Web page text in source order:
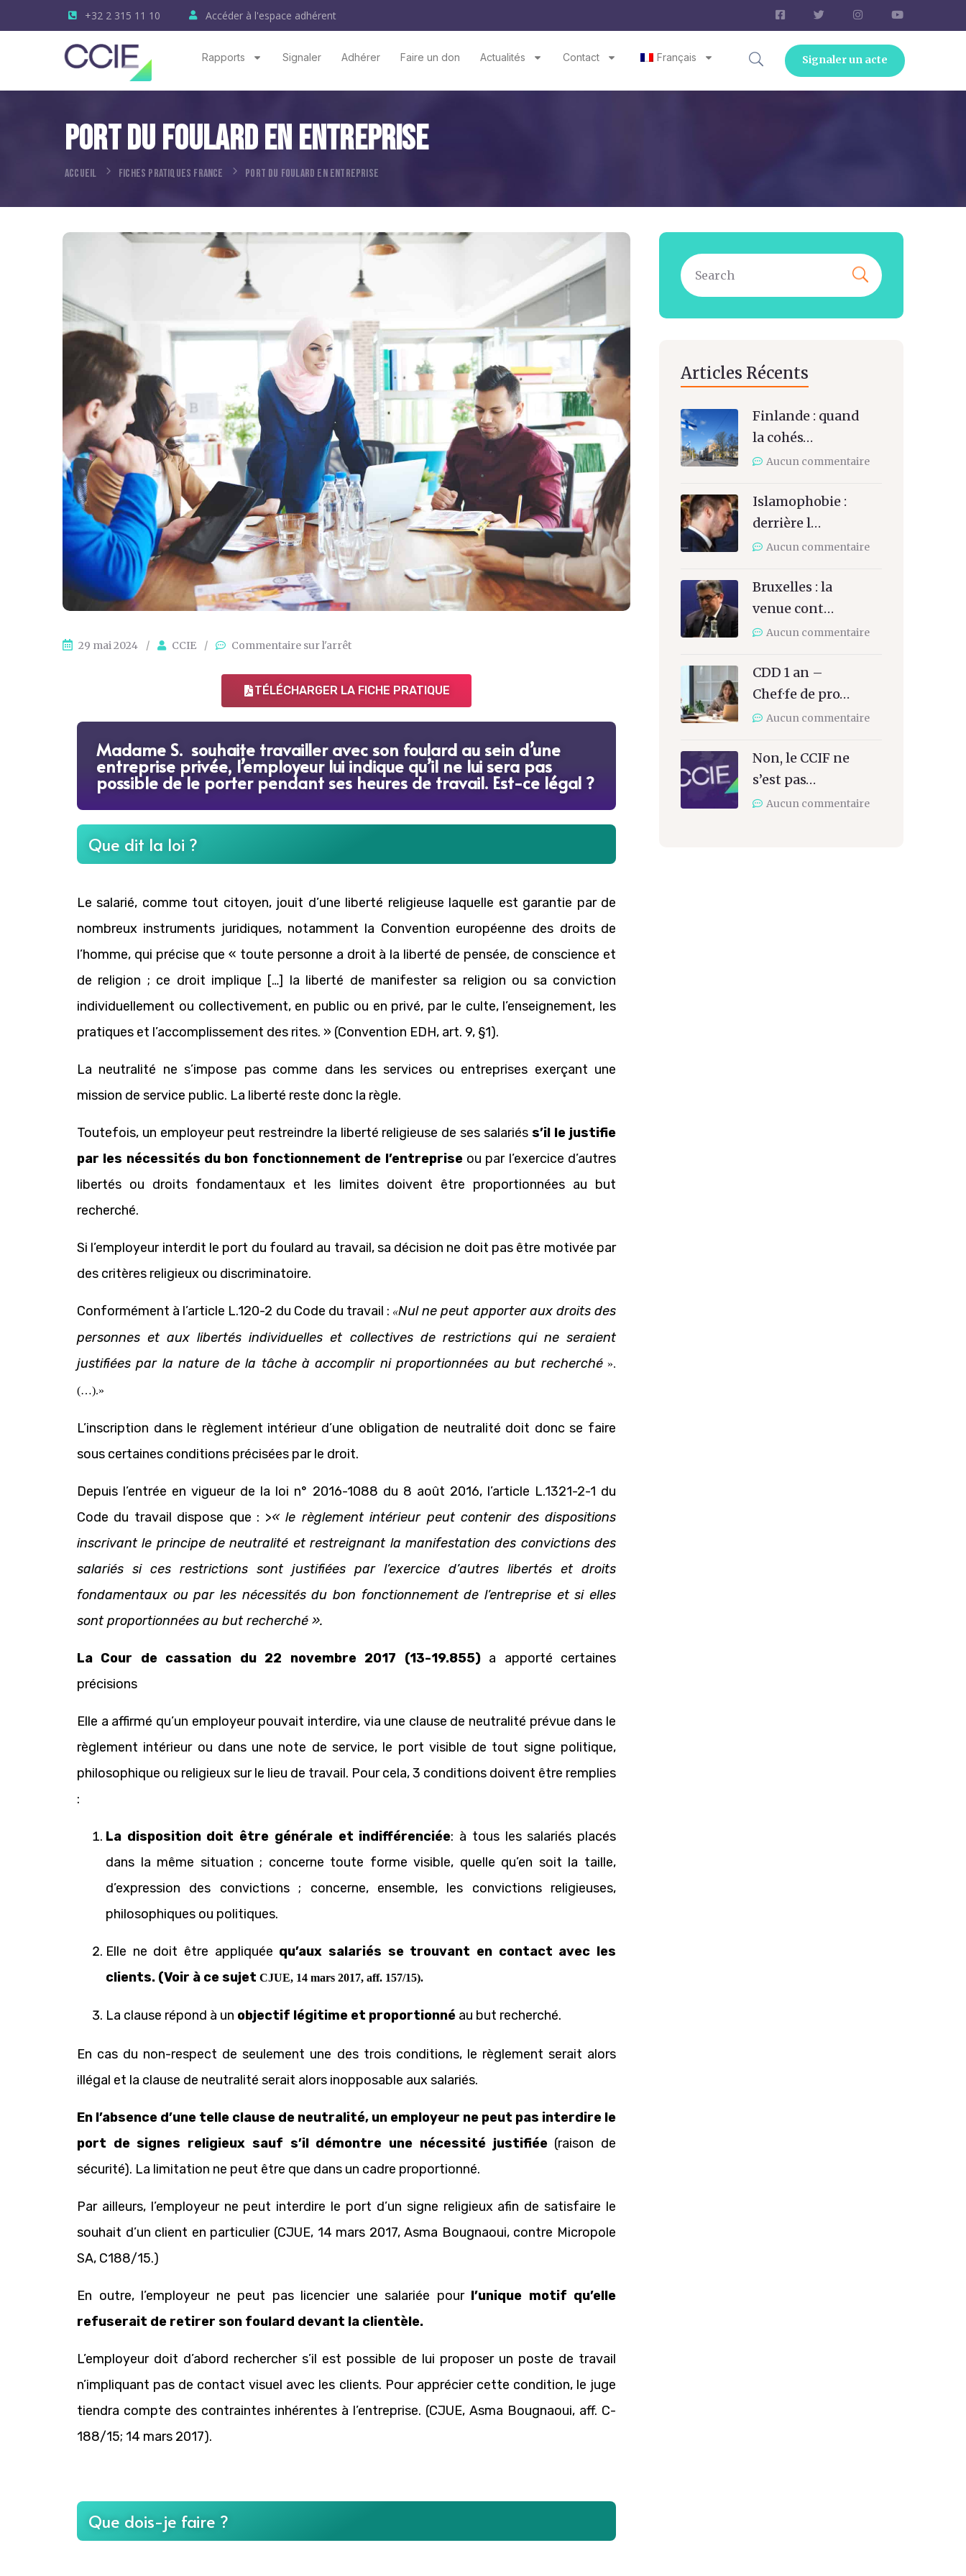
+32 2 315 11 10 Accéder à l'espace adhérent
Rapports Signaler Adhérer Faire un don Actualités Contact Français Signaler un acte
Port Du Foulard En Entreprise
ACCUEIL FICHES PRATIQUES FRANCE PORT DU FOULARD EN ENTREPRISE
29 mai 2024 / CCIE / Commentaire sur l'arrêt
TÉLÉCHARGER LA FICHE PRATIQUE
Madame S. souhaite travailler avec son foulard au sein d’une
entreprise privée, l’employeur lui indique qu’il ne lui sera pas
possible de le porter pendant ses heures de travail. Est-ce légal ?
Que dit la loi ?
Le salarié, comme tout citoyen, jouit d’une liberté religieuse laquelle est garantie par de
nombreux instruments juridiques, notamment la Convention européenne des droits de
l’homme, qui précise que « toute personne a droit à la liberté de pensée, de conscience et
de religion ; ce droit implique […] la liberté de manifester sa religion ou sa conviction
individuellement ou collectivement, en public ou en privé, par le culte, l’enseignement, les
pratiques et l’accomplissement des rites. » (Convention EDH, art. 9, §1).
La neutralité ne s’impose pas comme dans les services ou entreprises exerçant une
mission de service public. La liberté reste donc la règle.
Toutefois, un employeur peut restreindre la liberté religieuse de ses salariéss’il le justifie
par les nécessités du bon fonctionnement de l’entreprise ou par l’exercice d’autres
libertés ou droits fondamentaux et les limites doivent être proportionnées au but
recherché.
Si l’employeur interdit le port du foulard au travail, sa décision ne doit pas être motivée par
des critères religieux ou discriminatoire.
Conformément à l’article L.120-2 du Code du travail : «Nul ne peut apporter aux droits des
personnes et aux libertés individuelles et collectives de restrictions qui ne seraient
justifiées par la nature de la tâche à accomplir ni proportionnées au but recherché».
(…).»
L’inscription dans le règlement intérieur d’une obligation de neutralité doit donc se faire
sous certaines conditions précisées par le droit.
Depuis l’entrée en vigueur de la loi n° 2016-1088 du 8 août 2016, l’article L.1321-2-1 du
Code du travail dispose que : >« le règlement intérieur peut contenir des dispositions
inscrivant le principe de neutralité et restreignant la manifestation des convictions des
salariés si ces restrictions sont justifiées par l’exercice d’autres libertés et droits
fondamentaux ou par les nécessités du bon fonctionnement de l’entreprise et si elles
sont proportionnées au but recherché ».
La Cour de cassation du 22 novembre 2017 (13-19.855) a apporté certaines
précisions
Elle a affirmé qu’un employeur pouvait interdire, via une clause de neutralité prévue dans le
règlement intérieur ou dans une note de service, le port visible de tout signe politique,
philosophique ou religieux sur le lieu de travail. Pour cela, 3 conditions doivent être remplies
:
La disposition doit être générale et indifférenciée: à tous les salariés placés
dans la même situation ; concerne toute forme visible, quelle qu’en soit la taille,
d’expression des convictions ; concerne, ensemble, les convictions religieuses,
philosophiques ou politiques.
Elle ne doit être appliquée qu’aux salariés se trouvant en contact avec les
clients. (Voir à ce sujet CJUE, 14 mars 2017, aff. 157/15).
La clause répond à un objectif légitime et proportionné au but recherché.
En cas du non-respect de seulement une des trois conditions, le règlement serait alors
illégal et la clause de neutralité serait alors inopposable aux salariés.
En l’absence d’une telle clause de neutralité, un employeur ne peut pas interdire le
port de signes religieux sauf s’il démontre une nécessité justifiée(raison de
sécurité). La limitation ne peut être que dans un cadre proportionné.
Par ailleurs, l’employeur ne peut interdire le port d’un signe religieux afin de satisfaire le
souhait d’un client en particulier (CJUE, 14 mars 2017, Asma Bougnaoui, contre Micropole
SA, C188/15.)
En outre, l’employeur ne peut pas licencier une salariée pour l’unique motif qu’elle
refuserait de retirer son foulard devant la clientèle.
L’employeur doit d’abord rechercher s’il est possible de lui proposer un poste de travail
n’impliquant pas de contact visuel avec les clients. Pour apprécier cette condition, le juge
tiendra compte des contraintes inhérentes à l’entreprise. (CJUE, Asma Bougnaoui, aff. C-
188/15; 14 mars 2017).
Que dois-je faire ?
Articles Récents
Finlande : quand
la cohés…
Aucun commentaire
Islamophobie :
derrière l…
Aucun commentaire
Bruxelles : la
venue cont…
Aucun commentaire
CDD 1 an –
Chef·fe de pro…
Aucun commentaire
Non, le CCIF ne
s’est pas…
Aucun commentaire